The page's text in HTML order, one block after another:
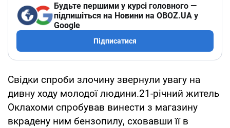
Будьте першими у курсі головного —
підпишіться на Новини на OBOZ.UA у
Google
Підписатися
Свідки спроби злочину звернули увагу на
дивну ходу молодої людини.21-річний житель
Оклахоми спробував винести з магазину
вкрадену ним бензопилу, сховавши її в